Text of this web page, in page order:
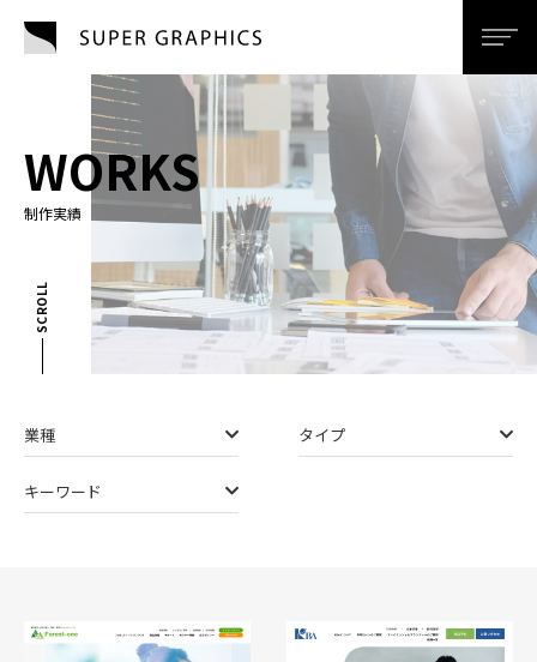
SUPER
WORKS
制作実績
SCROLL
業種 タイプ
キーワード